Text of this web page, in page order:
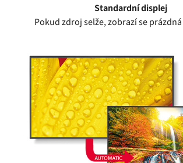
Standardní displej
Pokud zdroj selže, zobrazí se